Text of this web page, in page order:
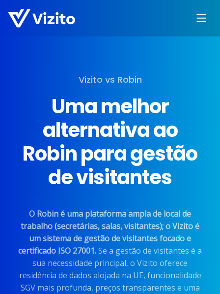
Vizito vs Robin
Uma melhor
alternativa ao
Robin para gestão
de visitantes
O Robin é uma plataforma ampla de local de
trabalho (secretárias, salas, visitantes); o Vizito é
um sistema de gestão de visitantes focado e
certificado ISO 27001.Se a gestão de visitantes é a
sua necessidade principal, o Vizito oferece
residência de dados alojada na UE, funcionalidade
SGV mais profunda, preços transparentes e uma